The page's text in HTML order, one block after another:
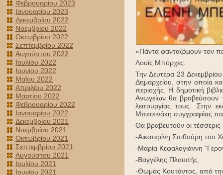
Φεβρουαρίου 2023
Ιανουαρίου 2023
Δεκεμβρίου 2022
Νοεμβρίου 2022
Οκτωβρίου 2022
Σεπτεμβρίου 2022
Αυγούστου 2022
Ιουλίου 2022
Ιουνίου 2022
Μαΐου 2022
Απριλίου 2022
Μαρτίου 2022
Φεβρουαρίου 2022
Ιανουαρίου 2022
Δεκεμβρίου 2021
Νοεμβρίου 2021
Οκτωβρίου 2021
Σεπτεμβρίου 2021
Αυγούστου 2021
Ιουλίου 2021
Ιουνίου 2021
«Πάντα φανταζόμουν τον
Λουίς Μπόρχες.
Την Δευτέρα 23
Δημαρχείου, στην οποία
περιοχής. Η δημοτική
Ανωγείων θα βραβεύσουν
λειτουργίας τους. Στην
Μπετεινάκη συγγραφέας
Θα βραβευτούν οι τέσσερις
-Αικατερίνη Σπιθούρη του
-Μαρία Κεφαλογιάννη
-Βαγγέλης Πλουσής.
-Θωμάς Κουτάντος, από